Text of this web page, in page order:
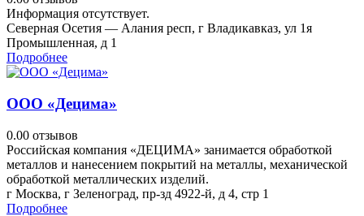
Информация отсутствует.
Северная Осетия — Алания респ, г Владикавказ, ул 1я
Промышленная, д 1
Подробнее
ООО «Децима»
0.00 отзывов
Российская компания «ДЕЦИМА» занимается обработкой
металлов и нанесением покрытий на металлы, механической
обработкой металлических изделий.
г Москва, г Зеленоград, пр-зд 4922-й, д 4, стр 1
Подробнее